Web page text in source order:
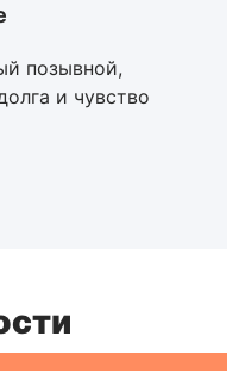
позывной,
и чувство